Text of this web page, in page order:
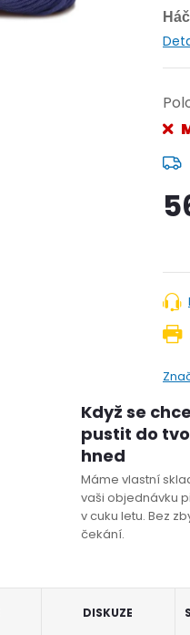
Když se
pustit do
hned
Máme vlastní
vaši objednávku
v cuku letu. Bez
čekání.
DISKUZE